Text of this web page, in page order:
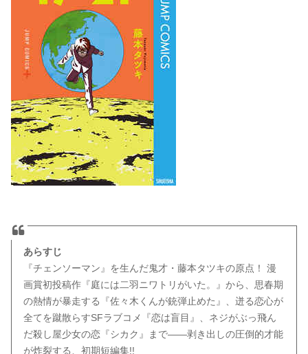
あらすじ
『チェンソーマン』を生んだ鬼才・藤本タツキの原点！ 漫
画賞初投稿作『庭には二羽ニワトリがいた。』から、思春期
の熱情が暴走する『佐々木くんが銃弾止めた』、迸る恋心が
全てを蹴散らすSFラブコメ『恋は盲目』、ネジがぶっ飛ん
だ殺し屋少女の恋『シカク』まで――剥き出しの圧倒的才能
が炸裂する、初期短編集!!